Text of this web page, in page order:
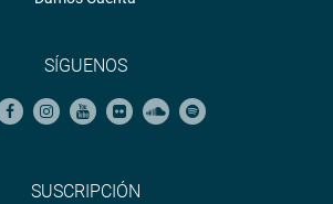
SÍGUENOS
SUSCRIPCIÓN